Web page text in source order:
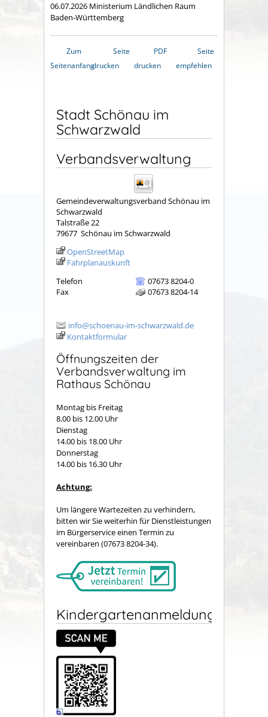
06.07.2026 Ministerium Ländlichen Raum
Baden-Württemberg
Zum
Seitenanfang
Seite
drucken
PDF
drucken
Seite
empfehlen
Stadt Schönau im
Schwarzwald
Verbandsverwaltung
Gemeindeverwaltungsverband Schönau im
Schwarzwald
Talstraße 22
79677 Schönau im Schwarzwald
OpenStreetMap
Fahrplanauskunft
Telefon
07673 8204-0
Fax
07673 8204-14
info@schoenau-im-schwarzwald.de
Kontaktformular
Öffnungszeiten der
Verbandsverwaltung im
Rathaus Schönau
Montag bis Freitag
8.00 bis 12.00 Uhr
Dienstag
14.00 bis 18.00 Uhr
Donnerstag
14.00 bis 16.30 Uhr
Achtung:
Um längere Wartezeiten zu verhindern,
bitten wir Sie weiterhin für Dienstleistungen
im Bürgerservice einen Termin zu
vereinbaren (07673 8204-34).
Kindergartenanmeldung